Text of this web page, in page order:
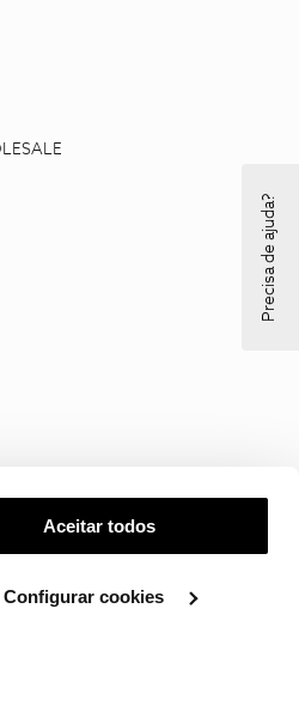
Aceitar todos
Configurar cookies
Precisa de ajuda?